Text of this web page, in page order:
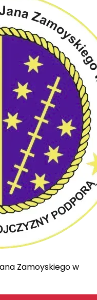
Zamoyskiego w